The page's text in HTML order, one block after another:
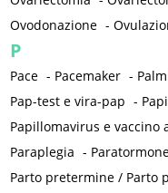
Ovodonazione -
P
Pace - Pacemaker -
Pap-test e vira-pap -
Papillomavirus e vaccino
Paraplegia -
Parto pretermine / Parto